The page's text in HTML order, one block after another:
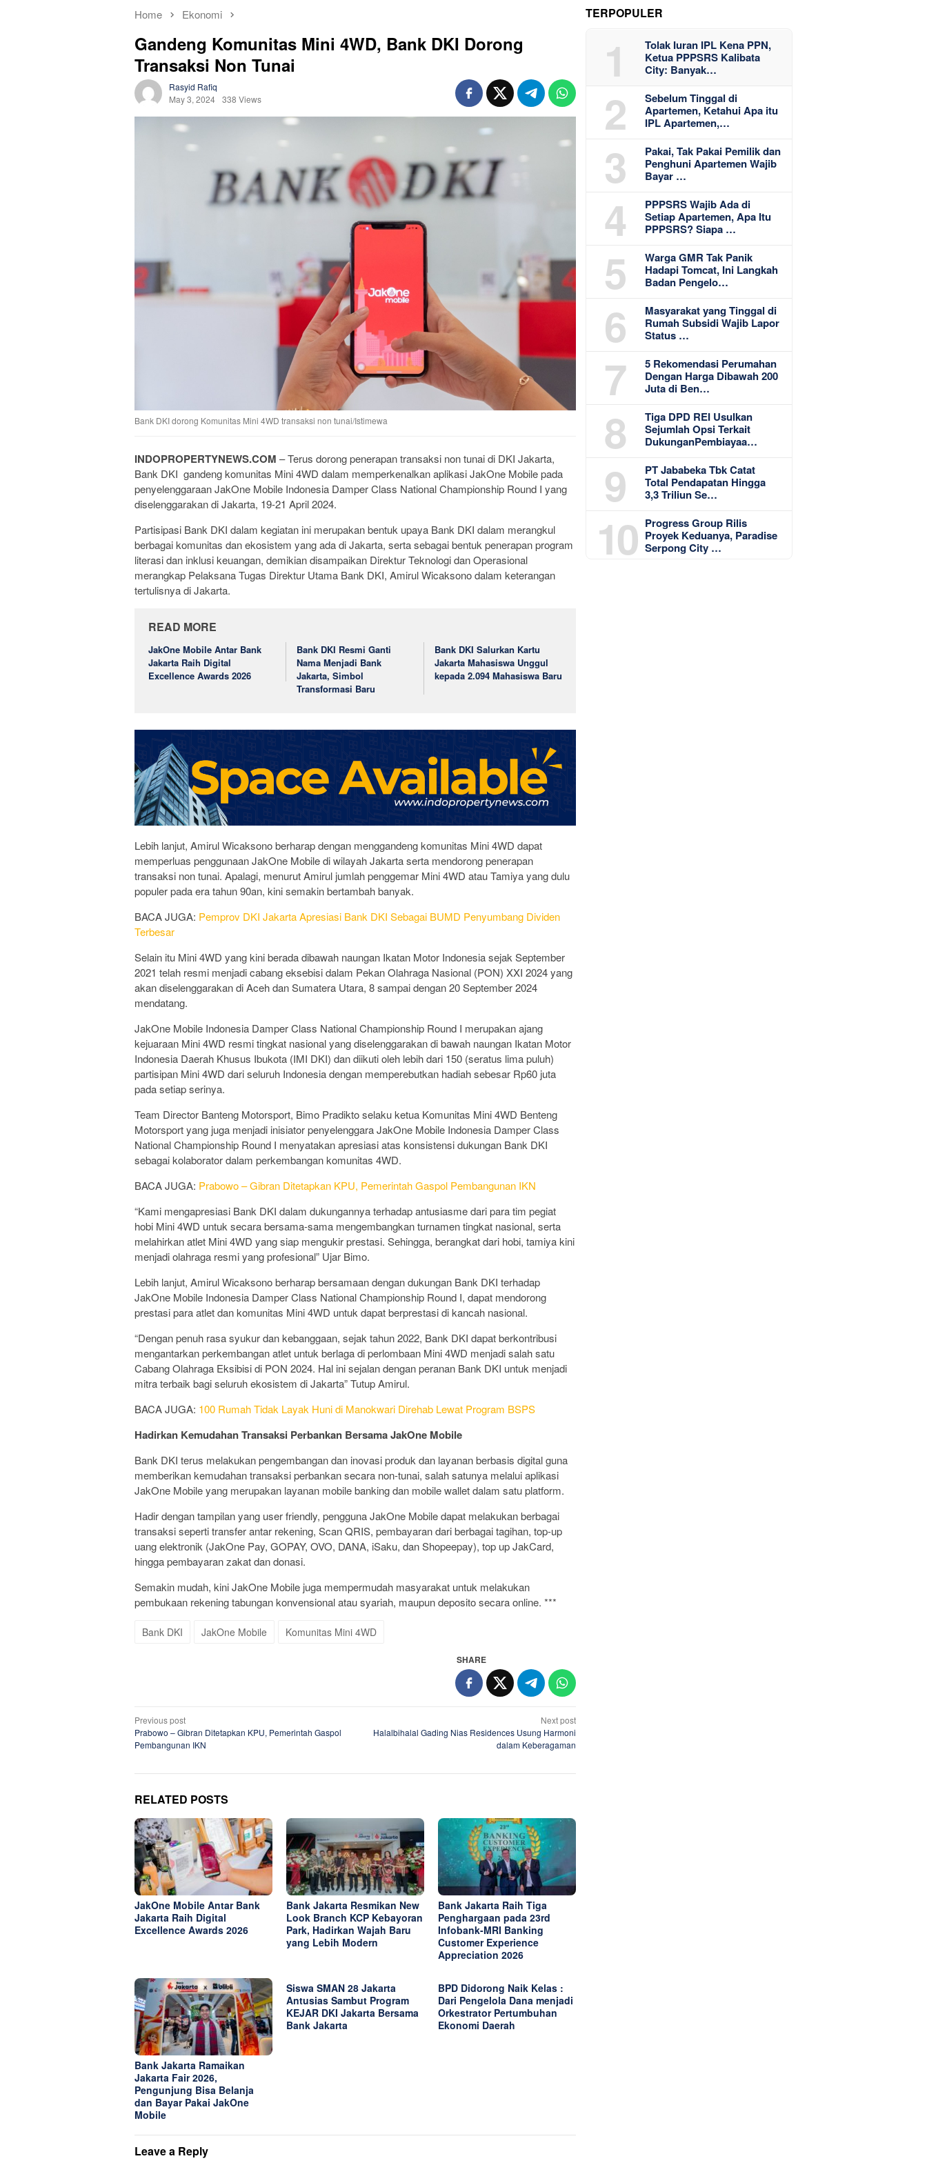
Home Ekonomi
Gandeng Komunitas Mini 4WD, Bank DKI Dorong
Transaksi Non Tunai
Rasyid Rafiq
May 3, 2024 338 Views
Bank DKI dorong Komunitas Mini 4WD transaksi non tunai/Istimewa
INDOPROPERTYNEWS.COM – Terus dorong penerapan transaksi non tunai di DKI Jakarta,
Bank DKI gandeng komunitas Mini 4WD dalam memperkenalkan aplikasi JakOne Mobile pada
penyelenggaraan JakOne Mobile Indonesia Damper Class National Championship Round I yang
diselenggarakan di Jakarta, 19-21 April 2024.
Partisipasi Bank DKI dalam kegiatan ini merupakan bentuk upaya Bank DKI dalam merangkul
berbagai komunitas dan ekosistem yang ada di Jakarta, serta sebagai bentuk penerapan program
literasi dan inklusi keuangan, demikian disampaikan Direktur Teknologi dan Operasional
merangkap Pelaksana Tugas Direktur Utama Bank DKI, Amirul Wicaksono dalam keterangan
tertulisnya di Jakarta.
READ MORE
JakOne Mobile Antar Bank
Jakarta Raih Digital
Excellence Awards 2026
Bank DKI Resmi Ganti
Nama Menjadi Bank
Jakarta, Simbol
Transformasi Baru
Bank DKI Salurkan Kartu
Jakarta Mahasiswa Unggul
kepada 2.094 Mahasiswa Baru
Lebih lanjut, Amirul Wicaksono berharap dengan menggandeng komunitas Mini 4WD dapat
memperluas penggunaan JakOne Mobile di wilayah Jakarta serta mendorong penerapan
transaksi non tunai. Apalagi, menurut Amirul jumlah penggemar Mini 4WD atau Tamiya yang dulu
populer pada era tahun 90an, kini semakin bertambah banyak.
BACA JUGA: Pemprov DKI Jakarta Apresiasi Bank DKI Sebagai BUMD Penyumbang Dividen
Terbesar
Selain itu Mini 4WD yang kini berada dibawah naungan Ikatan Motor Indonesia sejak September
2021 telah resmi menjadi cabang eksebisi dalam Pekan Olahraga Nasional (PON) XXI 2024 yang
akan diselenggarakan di Aceh dan Sumatera Utara, 8 sampai dengan 20 September 2024
mendatang.
JakOne Mobile Indonesia Damper Class National Championship Round I merupakan ajang
kejuaraan Mini 4WD resmi tingkat nasional yang diselenggarakan di bawah naungan Ikatan Motor
Indonesia Daerah Khusus Ibukota (IMI DKI) dan diikuti oleh lebih dari 150 (seratus lima puluh)
partisipan Mini 4WD dari seluruh Indonesia dengan memperebutkan hadiah sebesar Rp60 juta
pada setiap serinya.
Team Director Banteng Motorsport, Bimo Pradikto selaku ketua Komunitas Mini 4WD Benteng
Motorsport yang juga menjadi inisiator penyelenggara JakOne Mobile Indonesia Damper Class
National Championship Round I menyatakan apresiasi atas konsistensi dukungan Bank DKI
sebagai kolaborator dalam perkembangan komunitas 4WD.
BACA JUGA: Prabowo – Gibran Ditetapkan KPU, Pemerintah Gaspol Pembangunan IKN
“Kami mengapresiasi Bank DKI dalam dukungannya terhadap antusiasme dari para tim pegiat
hobi Mini 4WD untuk secara bersama-sama mengembangkan turnamen tingkat nasional, serta
melahirkan atlet Mini 4WD yang siap mengukir prestasi. Sehingga, berangkat dari hobi, tamiya kini
menjadi olahraga resmi yang profesional” Ujar Bimo.
Lebih lanjut, Amirul Wicaksono berharap bersamaan dengan dukungan Bank DKI terhadap
JakOne Mobile Indonesia Damper Class National Championship Round I, dapat mendorong
prestasi para atlet dan komunitas Mini 4WD untuk dapat berprestasi di kancah nasional.
“Dengan penuh rasa syukur dan kebanggaan, sejak tahun 2022, Bank DKI dapat berkontribusi
mengantarkan perkembangan atlet untuk berlaga di perlombaan Mini 4WD menjadi salah satu
Cabang Olahraga Eksibisi di PON 2024. Hal ini sejalan dengan peranan Bank DKI untuk menjadi
mitra terbaik bagi seluruh ekosistem di Jakarta” Tutup Amirul.
BACA JUGA: 100 Rumah Tidak Layak Huni di Manokwari Direhab Lewat Program BSPS
Hadirkan Kemudahan Transaksi Perbankan Bersama JakOne Mobile
Bank DKI terus melakukan pengembangan dan inovasi produk dan layanan berbasis digital guna
memberikan kemudahan transaksi perbankan secara non-tunai, salah satunya melalui aplikasi
JakOne Mobile yang merupakan layanan mobile banking dan mobile wallet dalam satu platform.
Hadir dengan tampilan yang user friendly, pengguna JakOne Mobile dapat melakukan berbagai
transaksi seperti transfer antar rekening, Scan QRIS, pembayaran dari berbagai tagihan, top-up
uang elektronik (JakOne Pay, GOPAY, OVO, DANA, iSaku, dan Shopeepay), top up JakCard,
hingga pembayaran zakat dan donasi.
Semakin mudah, kini JakOne Mobile juga mempermudah masyarakat untuk melakukan
pembukaan rekening tabungan konvensional atau syariah, maupun deposito secara online. ***
Bank DKI JakOne Mobile Komunitas Mini 4WD
SHARE
Post
navigation
Previous post
Prabowo – Gibran Ditetapkan KPU, Pemerintah Gaspol
Pembangunan IKN
Next post
Halalbihalal Gading Nias Residences Usung Harmoni
dalam Keberagaman
RELATED POSTS
JakOne Mobile Antar Bank
Jakarta Raih Digital
Excellence Awards 2026
Bank Jakarta Resmikan New
Look Branch KCP Kebayoran
Park, Hadirkan Wajah Baru
yang Lebih Modern
Bank Jakarta Raih Tiga
Penghargaan pada 23rd
Infobank-MRI Banking
Customer Experience
Appreciation 2026
Bank Jakarta Ramaikan
Jakarta Fair 2026,
Pengunjung Bisa Belanja
dan Bayar Pakai JakOne
Mobile
Siswa SMAN 28 Jakarta
Antusias Sambut Program
KEJAR DKI Jakarta Bersama
Bank Jakarta
BPD Didorong Naik Kelas :
Dari Pengelola Dana menjadi
Orkestrator Pertumbuhan
Ekonomi Daerah
Leave a Reply
TERPOPULER
1
Tolak Iuran IPL Kena PPN,
Ketua PPPSRS Kalibata
City: Banyak…
2
Sebelum Tinggal di
Apartemen, Ketahui Apa itu
IPL Apartemen,…
3
Pakai, Tak Pakai Pemilik dan
Penghuni Apartemen Wajib
Bayar …
4
PPPSRS Wajib Ada di
Setiap Apartemen, Apa Itu
PPPSRS? Siapa …
5
Warga GMR Tak Panik
Hadapi Tomcat, Ini Langkah
Badan Pengelo…
6
Masyarakat yang Tinggal di
Rumah Subsidi Wajib Lapor
Status …
7
5 Rekomendasi Perumahan
Dengan Harga Dibawah 200
Juta di Ben…
8
Tiga DPD REI Usulkan
Sejumlah Opsi Terkait
DukunganPembiayaa…
9
PT Jababeka Tbk Catat
Total Pendapatan Hingga
3,3 Triliun Se…
10
Progress Group Rilis
Proyek Keduanya, Paradise
Serpong City …